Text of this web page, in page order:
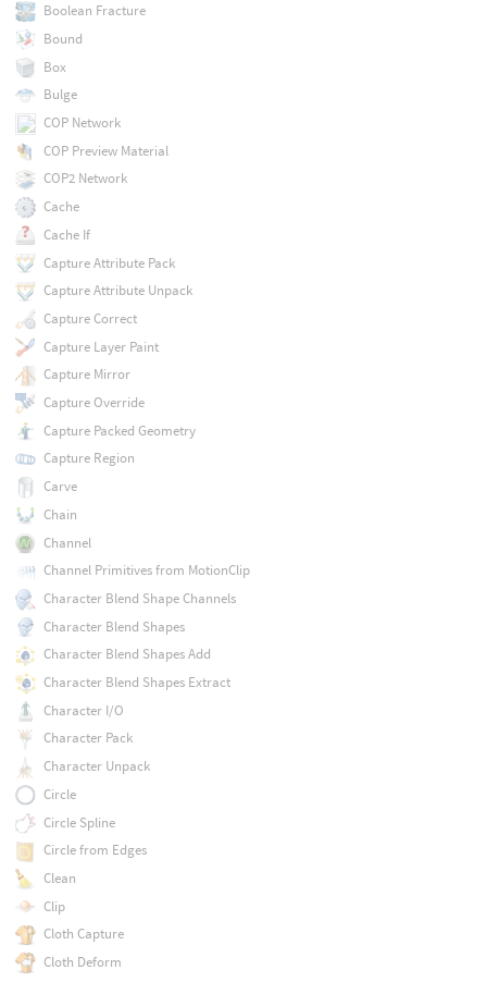
Boolean Fracture
Bound
Box
Bulge
COP Network
COP Preview Material
COP2 Network
Cache
Cache If
Capture Attribute Pack
Capture Attribute Unpack
Capture Correct
Capture Layer Paint
Capture Mirror
Capture Override
Capture Packed Geometry
Capture Region
Carve
Chain
Channel
Channel Primitives from MotionClip
Character Blend Shape Channels
Character Blend Shapes
Character Blend Shapes Add
Character Blend Shapes Extract
Character I/O
Character Pack
Character Unpack
Circle
Circle Spline
Circle from Edges
Clean
Clip
Cloth Capture
Cloth Deform